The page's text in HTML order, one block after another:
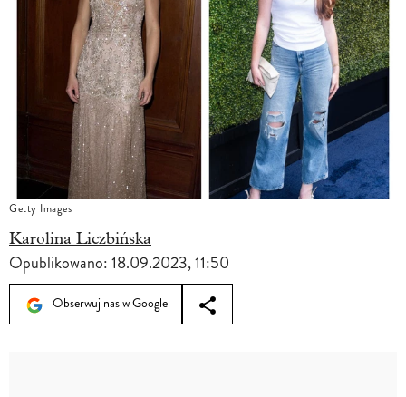
Getty Images
Karolina Liczbińska
Opublikowano:18.09.2023, 11:50
Obserwuj nas w Google